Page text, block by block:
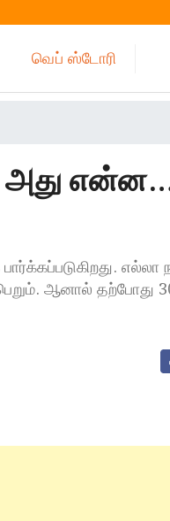
வெப் ஸ்டோரி
அது
எல்லா
ஆனால் தற்போது